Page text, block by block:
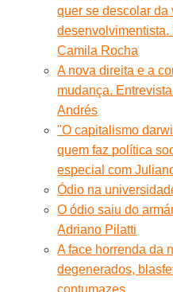
quer se descolar da
Camila Rocha
A nova direita e a
mudança.
Andrés
"O capitalismo
quem faz política
especial com
Ódio na
O ódio saiu do
Adriano Pilatti
A face horrenda da
degenerados,
contumazes